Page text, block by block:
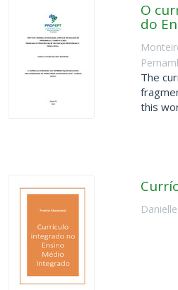
O
do
The
this